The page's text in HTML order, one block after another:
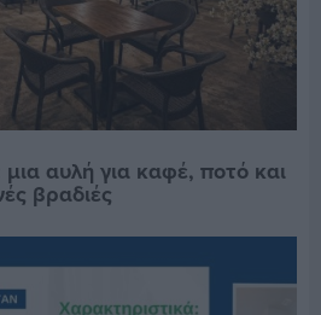
αυλή για καφέ, ποτό και
βραδιές